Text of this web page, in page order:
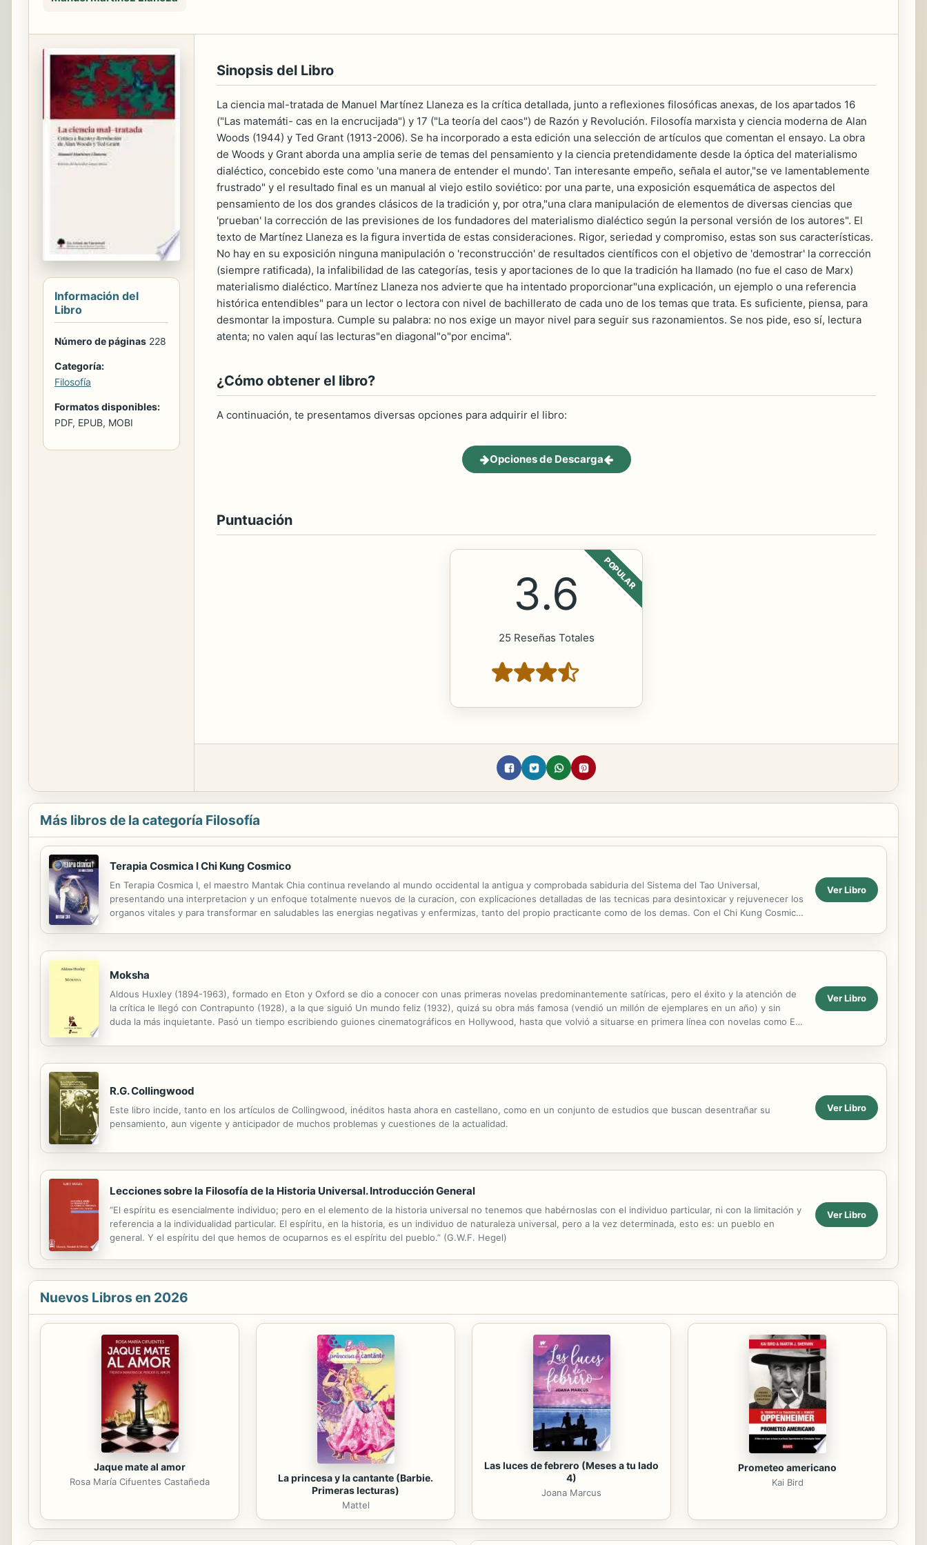
Información del
Libro
Número de páginas 228
Categoría:
Filosofía
Formatos disponibles:
PDF, EPUB, MOBI
Sinopsis del Libro
La ciencia mal-tratada de Manuel Martínez Llaneza es la crítica detallada, junto a reflexiones filosóficas anexas, de los apartados 16
("Las matemáti- cas en la encrucijada") y 17 ("La teoría del caos") de Razón y Revolución. Filosofía marxista y ciencia moderna de Alan
Woods (1944) y Ted Grant (1913-2006). Se ha incorporado a esta edición una selección de artículos que comentan el ensayo. La obra
de Woods y Grant aborda una amplia serie de temas del pensamiento y la ciencia pretendidamente desde la óptica del materialismo
dialéctico, concebido este como 'una manera de entender el mundo'. Tan interesante empeño, señala el autor,"se ve lamentablemente
frustrado" y el resultado final es un manual al viejo estilo soviético: por una parte, una exposición esquemática de aspectos del
pensamiento de los dos grandes clásicos de la tradición y, por otra,"una clara manipulación de elementos de diversas ciencias que
'prueban' la corrección de las previsiones de los fundadores del materialismo dialéctico según la personal versión de los autores". El
texto de Martínez Llaneza es la figura invertida de estas consideraciones. Rigor, seriedad y compromiso, estas son sus características.
No hay en su exposición ninguna manipulación o 'reconstrucción' de resultados científicos con el objetivo de 'demostrar' la corrección
(siempre ratificada), la infalibilidad de las categorías, tesis y aportaciones de lo que la tradición ha llamado (no fue el caso de Marx)
materialismo dialéctico. Martínez Llaneza nos advierte que ha intentado proporcionar"una explicación, un ejemplo o una referencia
histórica entendibles" para un lector o lectora con nivel de bachillerato de cada uno de los temas que trata. Es suficiente, piensa, para
desmontar la impostura. Cumple su palabra: no nos exige un mayor nivel para seguir sus razonamientos. Se nos pide, eso sí, lectura
atenta; no valen aquí las lecturas"en diagonal"o"por encima".
¿Cómo obtener el libro?
A continuación, te presentamos diversas opciones para adquirir el libro:
Opciones de Descarga
Puntuación
POPULAR
3.6
25 Reseñas Totales
Más libros de la categoría Filosofía
Terapia Cosmica I Chi Kung Cosmico
En Terapia Cosmica I, el maestro Mantak Chia continua revelando al mundo occidental la antigua y comprobada sabiduria del Sistema del Tao Universal,
presentando una interpretacion y un enfoque totalmente nuevos de la curacion, con explicaciones detalladas de las tecnicas para desintoxicar y rejuvenecer los
organos vitales y para transformar en saludables las energias negativas y enfermizas, tanto del propio practicante como de los demas. Con el Chi Kung Cosmico,
Ver Libro
Moksha
Aldous Huxley (1894-1963), formado en Eton y Oxford se dio a conocer con unas primeras novelas predominantemente satíricas, pero el éxito y la atención de
la crítica le llegó con Contrapunto (1928), a la que siguió Un mundo feliz (1932), quizá su obra más famosa (vendió un millón de ejemplares en un año) y sin
duda la más inquietante. Pasó un tiempo escribiendo guiones cinematográficos en Hollywood, hasta que volvió a situarse en primera línea con novelas como El
Ver Libro
R.G. Collingwood
Este libro incide, tanto en los artículos de Collingwood, inéditos hasta ahora en castellano, como en un conjunto de estudios que buscan desentrañar su
pensamiento, aun vigente y anticipador de muchos problemas y cuestiones de la actualidad.
Ver Libro
Lecciones sobre la Filosofía de la Historia Universal. Introducción General
“El espíritu es esencialmente individuo; pero en el elemento de la historia universal no tenemos que habérnoslas con el individuo particular, ni con la limitación y
referencia a la individualidad particular. El espíritu, en la historia, es un individuo de naturaleza universal, pero a la vez determinada, esto es: un pueblo en
general. Y el espíritu del que hemos de ocuparnos es el espíritu del pueblo.” (G.W.F. Hegel)
Ver Libro
Nuevos Libros en 2026
Jaque mate al amor
Rosa María Cifuentes Castañeda
La princesa y la cantante (Barbie.
Primeras lecturas)
Mattel
Las luces de febrero (Meses a tu lado
4)
Joana Marcus
Prometeo americano
Kai Bird